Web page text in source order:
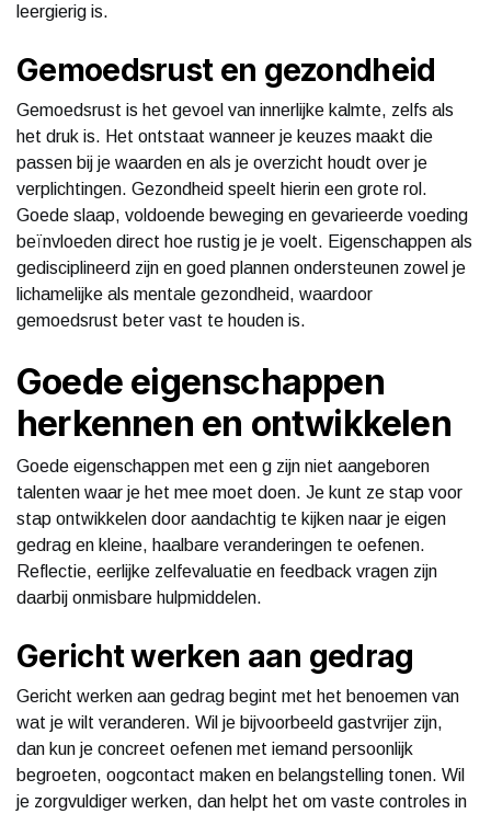
leergierig is.
Gemoedsrust en gezondheid
Gemoedsrust is het gevoel van innerlijke kalmte, zelfs als
het druk is. Het ontstaat wanneer je keuzes maakt die
passen bij je waarden en als je overzicht houdt over je
verplichtingen. Gezondheid speelt hierin een grote rol.
Goede slaap, voldoende beweging en gevarieerde voeding
beïnvloeden direct hoe rustig je je voelt. Eigenschappen als
gedisciplineerd zijn en goed plannen ondersteunen zowel je
lichamelijke als mentale gezondheid, waardoor
gemoedsrust beter vast te houden is.
Goede eigenschappen
herkennen en ontwikkelen
Goede eigenschappen met een g zijn niet aangeboren
talenten waar je het mee moet doen. Je kunt ze stap voor
stap ontwikkelen door aandachtig te kijken naar je eigen
gedrag en kleine, haalbare veranderingen te oefenen.
Reflectie, eerlijke zelfevaluatie en feedback vragen zijn
daarbij onmisbare hulpmiddelen.
Gericht werken aan gedrag
Gericht werken aan gedrag begint met het benoemen van
wat je wilt veranderen. Wil je bijvoorbeeld gastvrijer zijn,
dan kun je concreet oefenen met iemand persoonlijk
begroeten, oogcontact maken en belangstelling tonen. Wil
je zorgvuldiger werken, dan helpt het om vaste controles in